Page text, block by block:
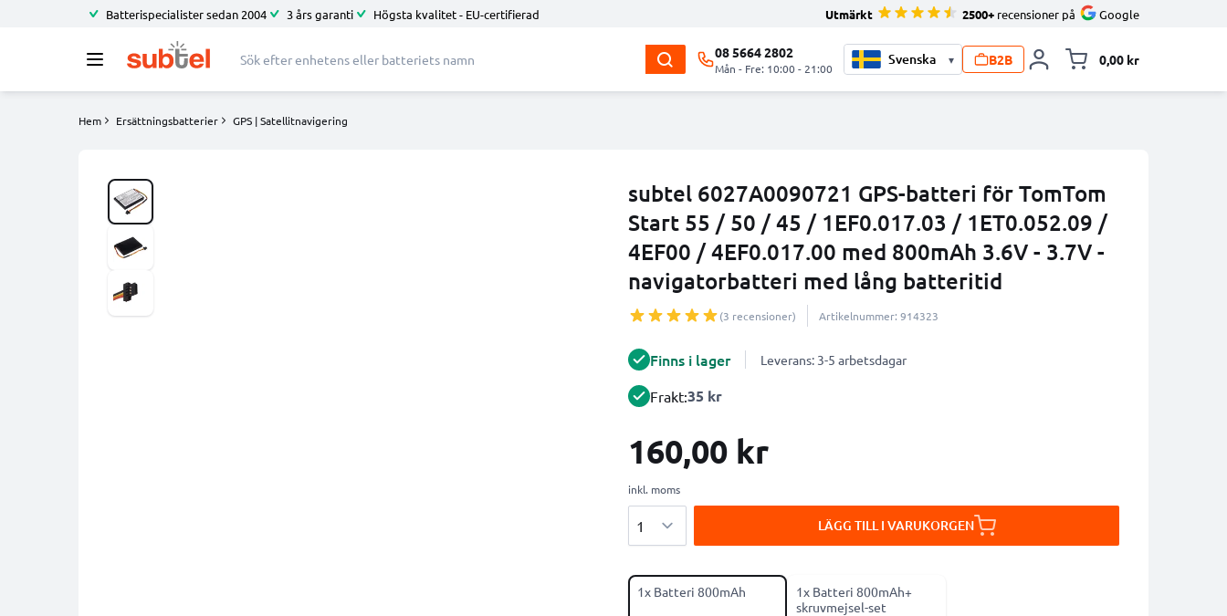
Batterispecialister sedan 2004 3 års garanti Högsta kvalitet - EU-certifierad Utmärkt 2500+ recensioner på Google
08 5664 2802
Mån - Fre: 10:00 - 21:00
▾ B2B 0,00 kr
Hem Ersättningsbatterier GPS | Satellitnavigering
subtel 6027A0090721 GPS-batteri för TomTom
Start 55 / 50 / 45 / 1EF0.017.03 / 1ET0.052.09 /
4EF00 / 4EF0.017.00 med 800mAh 3.6V - 3.7V -
navigatorbatteri med lång batteritid
(3 recensioner) Artikelnummer: 914323
Finns i lager Leverans: 3-5 arbetsdagar
Frakt:35 kr
160,00 kr
inkl. moms
LÄGG TILL I VARUKORGEN
1x Batteri 800mAh
1x Batteri 800mAh+
skruvmejsel-set